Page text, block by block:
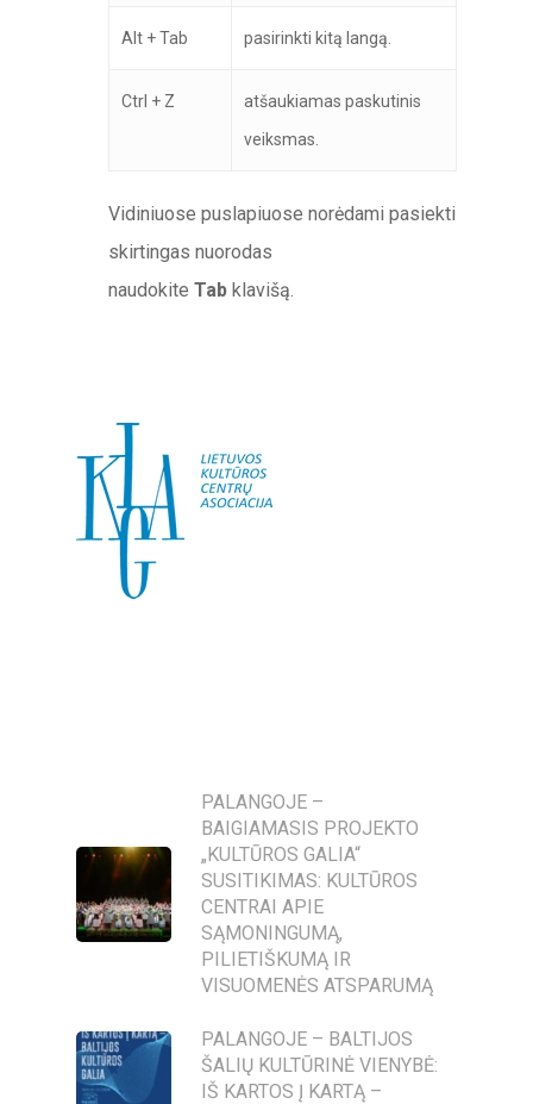
Alt + Tab pasirinkti kitą langą.
Ctrl + Z
atšaukiamas paskutinis
veiksmas.
Vidiniuose puslapiuose norėdami pasiekti
skirtingas nuorodas
naudokite Tabklavišą.
PALANGOJE –
BAIGIAMASIS PROJEKTO
„KULTŪROS GALIA“
SUSITIKIMAS: KULTŪROS
CENTRAI APIE
SĄMONINGUMĄ,
PILIETIŠKUMĄ IR
VISUOMENĖS ATSPARUMĄ
PALANGOJE – BALTIJOS
ŠALIŲ KULTŪRINĖ VIENYBĖ:
IŠ KARTOS Į KARTĄ –